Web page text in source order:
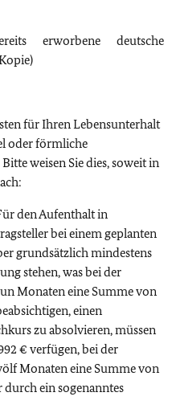
erworbene deutsche
für Ihren Lebensunterhalt
oder förmliche
weisen Sie dies, soweit in
den Aufenthalt in
bei einem geplanten
grundsätzlich mindestens
stehen, was bei der
Monaten eine Summe von
einen
zu absolvieren, müssen
€ verfügen, bei der
Monaten eine Summe von
durch ein sogenanntes